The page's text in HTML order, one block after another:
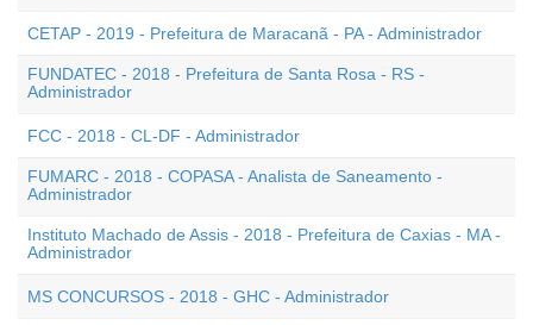
CETAP - 2019 - Prefeitura de Maracanã - PA - Administrador
FUNDATEC - 2018 - Prefeitura de Santa Rosa - RS -
Administrador
FCC - 2018 - CL-DF - Administrador
FUMARC - 2018 - COPASA - Analista de Saneamento -
Administrador
Instituto Machado de Assis - 2018 - Prefeitura de Caxias - MA -
Administrador
MS CONCURSOS - 2018 - GHC - Administrador